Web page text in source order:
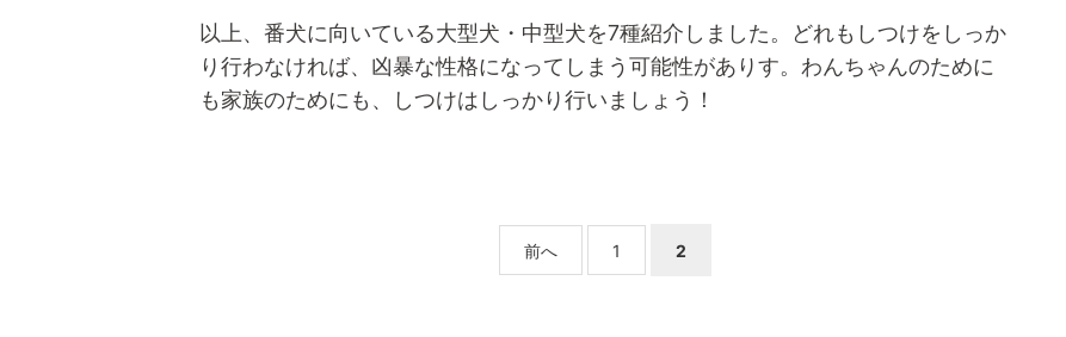
以上、番犬に向いている大型犬・中型犬を7種紹介しました。どれもしつけをしっか
り行わなければ、凶暴な性格になってしまう可能性がありす。わんちゃんのために
も家族のためにも、しつけはしっかり行いましょう！
前へ 1 2